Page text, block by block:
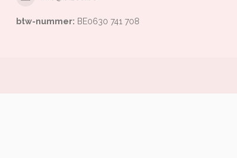
btw-nummer: BE0630 741 708